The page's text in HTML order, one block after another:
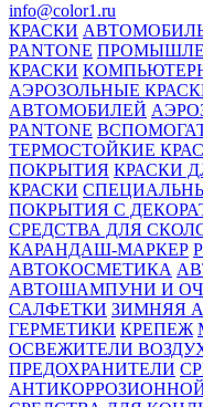
info@color1.ru
КРАСКИ
PANTONE
КРАСКИ
АЭРОЗОЛЬНЫЕ
АВТОМОБИЛЕЙ
PANTONE
ТЕРМОСТОЙКИЕ
ПОКРЫТИЯ КРАСКИ
КРАСКИ
ПОКРЫТИЯ С
СРЕДСТВА ДЛЯ
КАРАНДАШ-МАРКЕР
АВТОКОСМЕТИКА
АВТОШАМПУНИ И
САЛФЕТКИ ЗИМНЯЯ
ГЕРМЕТИКИ КРЕПЕЖ
ОСВЕЖИТЕЛИ
ПРЕДОХРАНИТЕЛИ